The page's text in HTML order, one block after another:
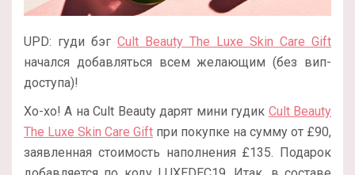
UPD: гуди бэг Cult Beauty The Luxe Skin Care Gift
начался добавляться всем желающим (без вип-
доступа)!
Хо-хо! А на Cult Beauty дарят мини гудик Cult Beauty
The Luxe Skin Care Gift при покупке на сумму от £90,
заявленная стоимость наполнения £135. Подарок